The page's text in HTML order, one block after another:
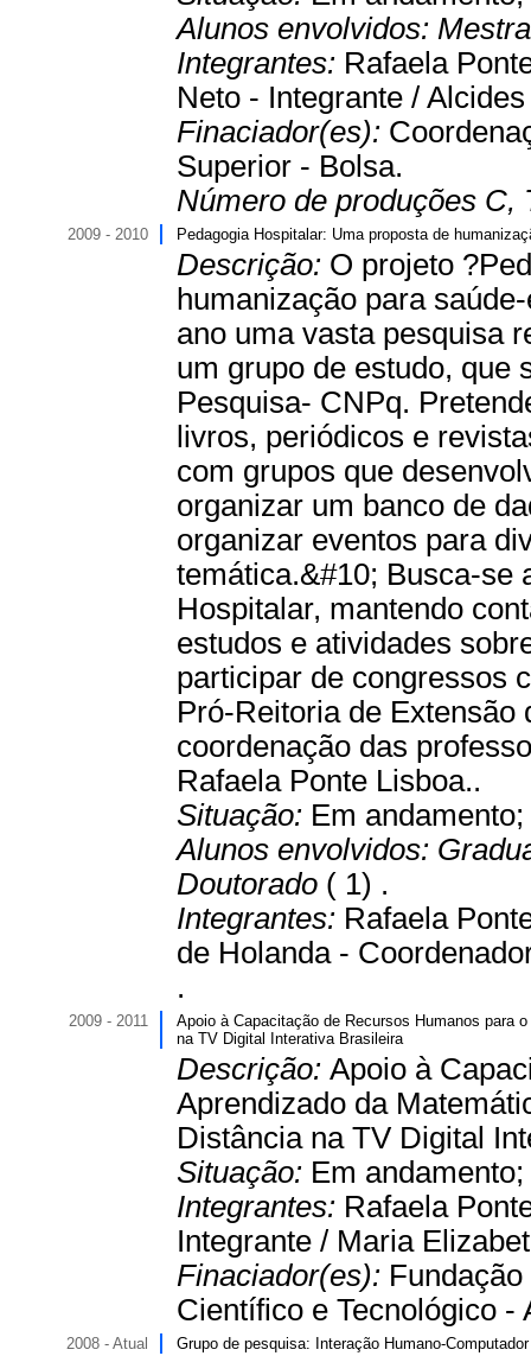
Alunos envolvidos:
Integrantes: Rafaela
Neto - Integrante /
Finaciador(es):
Superior - Bolsa.
Número de produções C,
2009 - 2010 Pedagogia Hospitalar: Uma proposta de
Descrição: O projeto
humanização para
ano uma vasta pesquisa
um grupo de estudo, que
Pesquisa- CNPq.
livros, periódicos e
com grupos que
organizar um banco de
organizar eventos para
temática.&#10; Busca-se
Hospitalar, mantendo
estudos e atividades
participar de congressos
Pró-Reitoria de Extensão
coordenação das
Rafaela Ponte Lisboa..
Situação: Em andamento;
Alunos envolvidos:
Doutorado ( 1) .
Integrantes: Rafaela
de Holanda -
.
2009 - 2011
Apoio à Capacitação de Recursos Humanos para
na TV Digital Interativa Brasileira
Descrição: Apoio à
Aprendizado da
Distância na TV Digital
Situação: Em andamento;
Integrantes: Rafaela
Integrante / Maria
Finaciador(es):
Científico e Tecnológico -
2008 - Atual Grupo de pesquisa: Interação Humano-Computador